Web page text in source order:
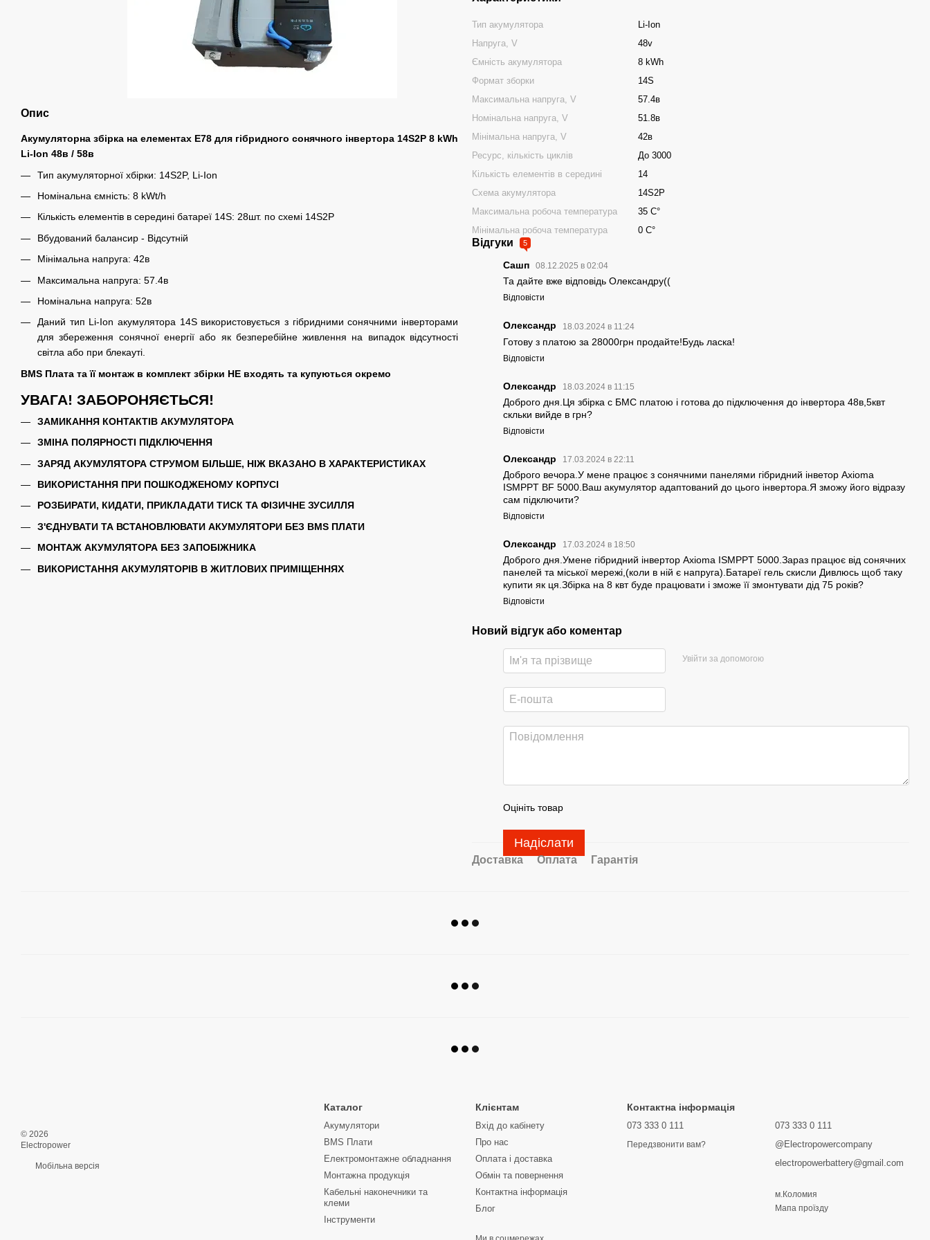
Опис
Акумуляторна збірка на елементах E78 для гібридного сонячного інвертора 14S2P 8 kWh
Li-Ion 48в / 58в
Тип акумуляторної хбірки: 14S2P, Li-Ion
Номінальна ємність: 8 kWt/h
Кількість елементів в середині батареї 14S: 28шт. по схемі 14S2P
Вбудований балансир - Відсутній
Мінімальна напруга: 42в
Максимальна напруга: 57.4в
Номінальна напруга: 52в
Даний тип Li-Ion акумулятора 14S використовується з гібридними сонячними інверторами
для збереження сонячної енергії або як безперебійне живлення на випадок відсутності
світла або при блекауті.
BMS Плата та її монтаж в комплект збірки НЕ входять та купуються окремо
УВАГА! ЗАБОРОНЯЄТЬСЯ!
ЗАМИКАННЯ КОНТАКТІВ АКУМУЛЯТОРА
ЗМІНА ПОЛЯРНОСТІ ПІДКЛЮЧЕННЯ
ЗАРЯД АКУМУЛЯТОРА СТРУМОМ БІЛЬШЕ, НІЖ ВКАЗАНО В ХАРАКТЕРИСТИКАХ
ВИКОРИСТАННЯ ПРИ ПОШКОДЖЕНОМУ КОРПУСІ
РОЗБИРАТИ, КИДАТИ, ПРИКЛАДАТИ ТИСК ТА ФІЗИЧНЕ ЗУСИЛЛЯ
З'ЄДНУВАТИ ТА ВСТАНОВЛЮВАТИ АКУМУЛЯТОРИ БЕЗ BMS ПЛАТИ
МОНТАЖ АКУМУЛЯТОРА БЕЗ ЗАПОБІЖНИКА
ВИКОРИСТАННЯ АКУМУЛЯТОРІВ В ЖИТЛОВИХ ПРИМІЩЕННЯХ
Тип акумулятора
Li-Ion
Напруга, V
48v
Ємність акумулятора
8 kWh
Формат зборки
14S
Максимальна напруга, V
57.4в
Номінальна напруга, V
51.8в
Мінімальна напруга, V
42в
Ресурс, кількість циклів
До 3000
Кількість елементів в середині
14
Схема акумулятора
14S2P
Максимальна робоча температура
35 C°
Мінімальна робоча температура
0 C°
Відгуки 5
Сашп 08.12.2025 в 02:04
Та дайте вже відповідь Олександру((
Відповісти
Олександр 18.03.2024 в 11:24
Готову з платою за 28000грн продайте!Будь ласка!
Відповісти
Олександр 18.03.2024 в 11:15
Доброго дня.Ця збірка с БМС платою і готова до підключення до інвертора 48в,5квт
скльки вийде в грн?
Відповісти
Олександр 17.03.2024 в 22:11
Доброго вечора.У мене працює з сонячними панелями гібридний інветор Axioma
ISMPPT BF 5000.Ваш акумулятор адаптований до цього інвертора.Я зможу його відразу
сам підключити?
Відповісти
Олександр 17.03.2024 в 18:50
Доброго дня.Умене гібридний інвертор Axioma ISMPPT 5000.Зараз працює від сонячних
панелей та міської мережі,(коли в ній є напруга).Батареї гель скисли Дивлюсь щоб таку
купити як ця.Збірка на 8 квт буде працювати і зможе її змонтувати дід 75 років?
Відповісти
Новий відгук або коментар
Увійти за допомогою
Оцініть товар
Надіслати
Доставка Оплата Гарантія
© 2026
Electropower
Мобільна версія
Каталог
Акумулятори
BMS Плати
Електромонтажне обладнання
Монтажна продукція
Кабельні наконечники та
клеми
Інструменти
Клієнтам
Вхід до кабінету
Про нас
Оплата і доставка
Обмін та повернення
Контактна інформація
Блог
Контактна інформація
073 333 0 111
Передзвонити вам?
073 333 0 111
@Electropowercompany
electropowerbattery@gmail.com
м.Коломия
Мапа проїзду